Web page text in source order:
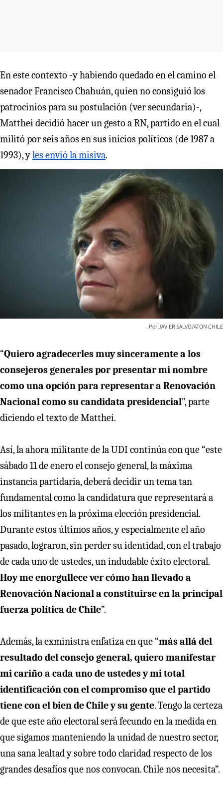
En este contexto -y habiendo quedado en el camino el
senador Francisco Chahuán, quien no consiguió los
patrocinios para su postulación (ver secundaria)-,
Matthei decidió hacer un gesto a RN, partido en el cual
militó por seis años en sus inicios políticos (de 1987 a
1993), yles envió la misiva.
JAVIER SALVO/ATON CHILE
“Quiero agradecerles muy sinceramente a los
consejeros generales por presentar mi nombre
como una opción para representar a Renovación
Nacional como su candidata presidencial”, parte
diciendo el texto de Matthei.
Así, la ahora militante de la UDI continúa con que “este
sábado 11 de enero el consejo general, la máxima
instancia partidaria, deberá decidir un tema tan
fundamental como la candidatura que representará a
los militantes en la próxima elección presidencial.
Durante estos últimos años, y especialmente el año
pasado, lograron, sin perder su identidad, con el trabajo
de cada uno de ustedes, un indudable éxito electoral.
Hoy me enorgullece ver cómo han llevado a
Renovación Nacional a constituirse en la principal
fuerza política de Chile”.
Además, la exministra enfatiza en que “más allá del
resultado del consejo general, quiero manifestar
mi cariño a cada uno de ustedes y mi total
identificación con el compromiso que el partido
tiene con el bien de Chile y su gente. Tengo la certeza
de que este año electoral será fecundo en la medida en
que sigamos manteniendo la unidad de nuestro sector,
una sana lealtad y sobre todo claridad respecto de los
grandes desafíos que nos convocan. Chile nos necesita”.